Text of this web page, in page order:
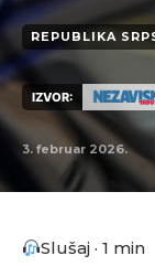
REPUBLIKA
IZVOR:
3. februar 2026.
Slušaj · 1 min